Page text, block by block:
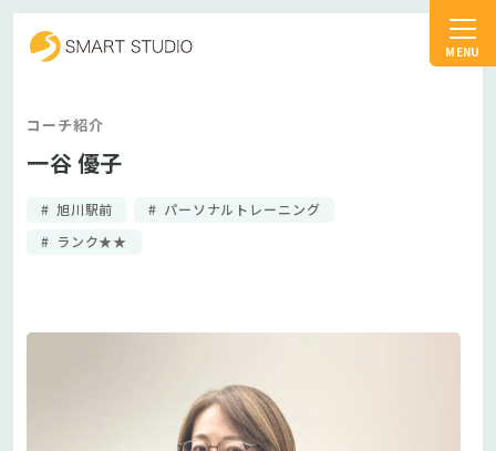
コーチ紹介
一谷 優子
旭川駅前
パーソナルトレーニング
ランク★★